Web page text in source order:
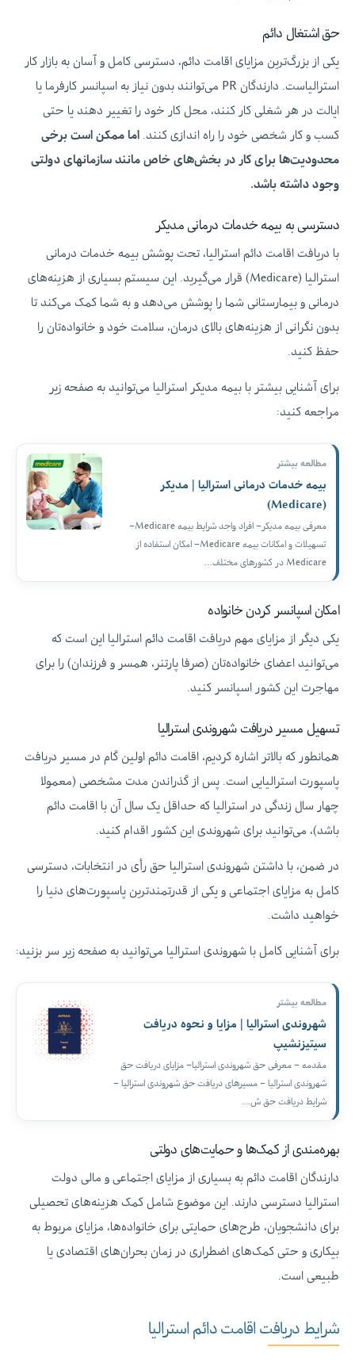
حق اشتغال دائم
یکی از بزرگ‌ترین مزایای اقامت دائم، دسترسی کامل و آسان به بازار کار
استرالیاست. دارندگان PR می‌توانند بدون نیاز به اسپانسر کارفرما یا
ایالت در هر شغلی کار کنند، محل کار خود را تغییر دهند یا حتی
کسب‌ و کار شخصی خود را راه‌ اندازی کنند. اما ممکن است برخی
محدودیت‌ها برای کار در بخش‌های خاص مانند سازمانهای دولتی
وجود داشته باشد.
دسترسی به بیمه خدمات درمانی مدیکر
با دریافت اقامت دائم استرالیا، تحت پوشش بیمه خدمات درمانی
استرالیا (Medicare) قرار می‌گیرید. این سیستم بسیاری از هزینه‌های
درمانی و بیمارستانی شما را پوشش می‌دهد و به شما کمک می‌کند تا
بدون نگرانی از هزینه‌های بالای درمان، سلامت خود و خانواده‌تان را
حفظ کنید.
برای آشنایی بیشتر با بیمه مدیکر استرالیا می‌توانید به صفحه زیر
مراجعه کنید:
مطالعه بیشتر
بیمه خدمات درمانی استرالیا | مدیکر
(Medicare)
معرفی بیمه مدیکر– افراد واجد شرایط بیمه Medicare–
تسهیلات و امکانات بیمه Medicare– امکان استفاده از
Medicare در کشورهای مختلف…
امکان اسپانسر کردن خانواده
یکی دیگر از مزایای مهم دریافت اقامت دائم استرالیا این است که
می‌توانید اعضای خانواده‌تان (صرفا پارتنر، همسر و فرزندان) را برای
مهاجرت این کشور اسپانسر کنید.
تسهیل مسیر دریافت شهروندی استرالیا
همانطور که بالاتر اشاره کردیم، اقامت دائم اولین گام در مسیر دریافت
پاسپورت استرالیایی است. پس از گذراندن مدت مشخصی (معمولا
چهار سال زندگی در استرالیا که حداقل یک سال آن با اقامت دائم
باشد)، می‌توانید برای شهروندی این کشور اقدام کنید.
در ضمن، با داشتن شهروندی استرالیا حق رأی در انتخابات، دسترسی
کامل به مزایای اجتماعی و یکی از قدرتمندترین پاسپورت‌های دنیا را
خواهید داشت.
برای آشنایی کامل با شهروندی استرالیا می‌توانید به صفحه زیر سر بزنید:
مطالعه بیشتر
شهروندی استرالیا | مزایا و نحوه دریافت
سیتیزنشیپ
مقدمه – معرفی حق شهروندی استرالیا– مزایای دریافت حق
شهروندی استرالیا – مسیرهای دریافت حق شهروندی استرالیا –
شرایط دریافت حق ش…
بهره‌مندی از کمک‌ها و حمایت‌های دولتی
دارندگان اقامت دائم به بسیاری از مزایای اجتماعی و مالی دولت
استرالیا دسترسی دارند. این موضوع شامل کمک‌ هزینه‌های تحصیلی
برای دانشجویان، طرح‌های حمایتی برای خانواده‌ها، مزایای مربوط به
بیکاری و حتی کمک‌های اضطراری در زمان بحران‌های اقتصادی یا
طبیعی است.
شرایط دریافت اقامت دائم استرالیا